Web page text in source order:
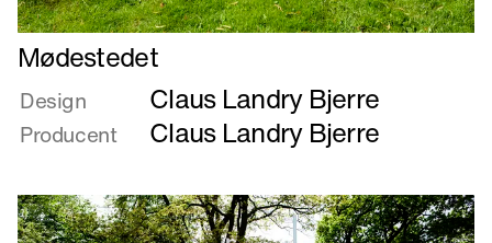
Læs
mere
om
Mødestedet
Mødestedet
Design Claus Landry Bjerre
Producent Claus Landry Bjerre